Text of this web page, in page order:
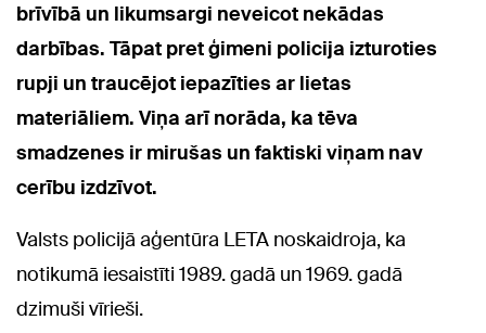
brīvībā un likumsargi neveicot nekādas
darbības. Tāpat pret ģimeni policija izturoties
rupji un traucējot iepazīties ar lietas
materiāliem. Viņa arī norāda, ka tēva
smadzenes ir mirušas un faktiski viņam nav
cerību izdzīvot.
Valsts policijā aģentūra LETA noskaidroja, ka
notikumā iesaistīti 1989. gadā un 1969. gadā
dzimuši vīrieši.